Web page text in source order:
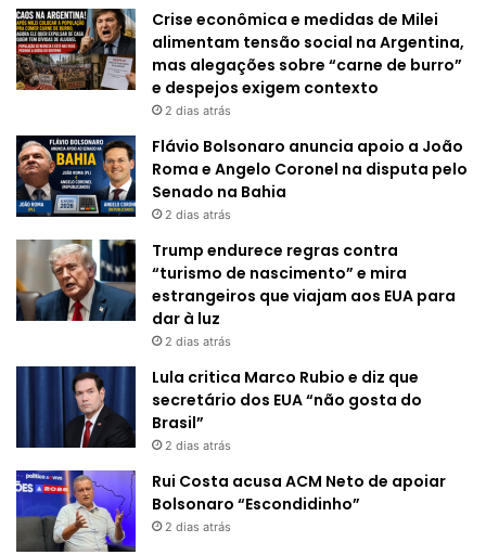
Crise econômica e medidas de Milei
alimentam tensão social na Argentina,
mas alegações sobre “carne de burro”
e despejos exigem contexto
2 dias atrás
Flávio Bolsonaro anuncia apoio a João
Roma e Angelo Coronel na disputa pelo
Senado na Bahia
2 dias atrás
Trump endurece regras contra
“turismo de nascimento” e mira
estrangeiros que viajam aos EUA para
dar à luz
2 dias atrás
Lula critica Marco Rubio e diz que
secretário dos EUA “não gosta do
Brasil”
2 dias atrás
Rui Costa acusa ACM Neto de apoiar
Bolsonaro “Escondidinho”
2 dias atrás